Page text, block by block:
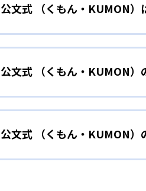
KUMONでは、年齢や学年にとら
確実に100点が取れるレベルから
できる。
02 自学自習ス
KUMONの教材は、簡単な問題か
公文式 （くもん・KUMON）
小学校に入る準
KUMONでは細かいステップに分
目でも自分で解けた達成感を味
公文式 （くもん・KUMON）
どんなメリットがある？
KUMONでは自学自習スタイルで
い。
公文式 （くもん・KUMON）